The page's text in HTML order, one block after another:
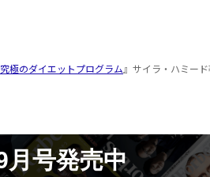
極のダイエットプログラム』サイラ・ハミー
月号発売中